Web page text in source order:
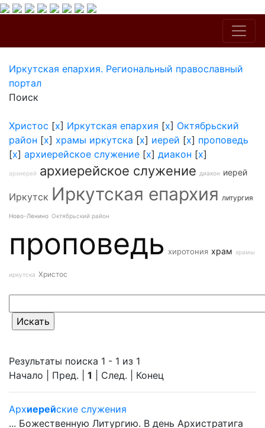
Иркутская епархия. Региональный православный
портал
Поиск
Христос [x] Иркутская епархия [x] Октябрьский
район [x] храмы иркутска [x] иерей [x] проповедь
[x] архиерейское служение [x] диакон [x]
архиерей архиерейское служение диакон иерей
Иркутск Иркутская епархия литургия
Ново-Ленино Октябрьский район
проповедь хиротония храм храмы
иркутска Христос
Результаты поиска 1 - 1 из 1
Начало | Пред. | 1 | След. | Конец
Архиерейские служения
... Божественную Литургию. В день Архистратига